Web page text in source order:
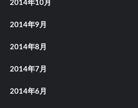
2014年10月
2014年9月
2014年8月
2014年7月
2014年6月